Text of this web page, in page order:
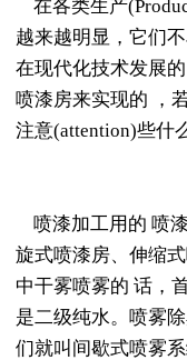
在各类生产
越来越明显，它们
在现代化技术发展
喷漆房来实现的 ，
注意(attention)些什
喷漆加工用的 喷
旋式喷漆房、伸缩
中干雾喷雾的 话，
是二级纯水。喷雾
们就叫间歇式喷雾系